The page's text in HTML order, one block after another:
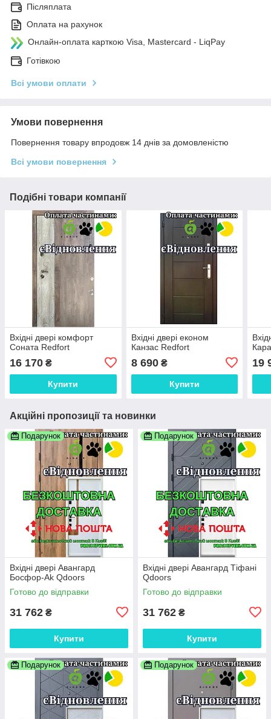
Післяплата
Оплата на рахунок
Онлайн-оплата карткою Visa, Mastercard - LiqPay
Готівкою
Всі умови оплати
Умови повернення
Повернення товару впродовж 14 днів за домовленістю
Всі умови повернення
Подібні товари компанії
Вхідні двері комфорт
Соната Redfort
16 170 ₴
Купити
Вхідні двері економ
Канзас Redfort
8 690₴
Купити
19
Акційні пропозиції та новинки
Подарунок
Вхідні двері Авангард
Босфор-Аk Qdoors
Готово до відправки
31 762 ₴
Купити
Подарунок
Вхідні двері Авангард Тіфані
Qdoors
Готово до відправки
31 762 ₴
Купити
Подарунок Подарунок